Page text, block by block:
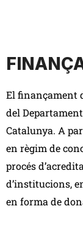
El finançament
del
Catalunya. A
en règim de
procés
d’institucions,
en forma de